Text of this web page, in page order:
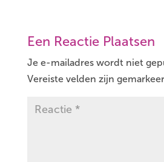
Een Reactie Plaatsen
Je e-mailadres wordt niet
Vereiste velden zijn